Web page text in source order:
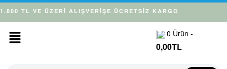
1.800 TL VE ÜZERİ ALIŞVERİŞE ÜCRETSİZ KARGO
0 Ürün -
0,00TL